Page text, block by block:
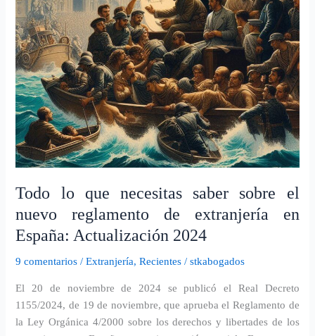
Todo lo que necesitas saber sobre el
nuevo reglamento de extranjería en
España: Actualización 2024
9 comentarios /Extranjería,Recientes /stkabogados
El 20 de noviembre de 2024 se publicó el Real Decreto
1155/2024, de 19 de noviembre, que aprueba el Reglamento de
la Ley Orgánica 4/2000 sobre los derechos y libertades de los
nuevo
reglamento
de
extranjería
en
España:
Actualización
2024